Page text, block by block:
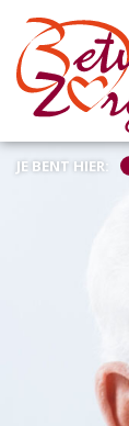
JE BENT HIER: